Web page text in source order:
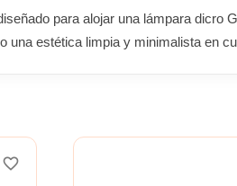
para alojar una lámpara dicro
una estética limpia y minimalista en
favorite_border